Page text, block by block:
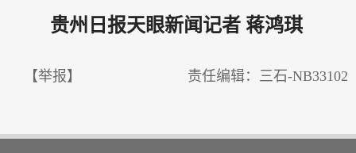
贵州日报天眼新闻记者 蒋鸿琪
【举报】 责任编辑：三石-NB33102